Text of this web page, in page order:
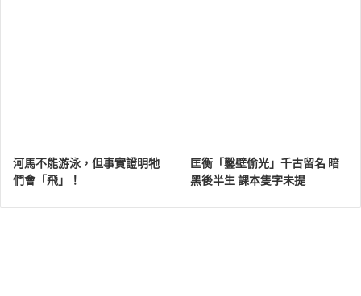
河馬不能游泳，但事實證明牠
們會「飛」！
匡衡「鑿壁偷光」千古留名 暗
黑後半生 課本隻字未提